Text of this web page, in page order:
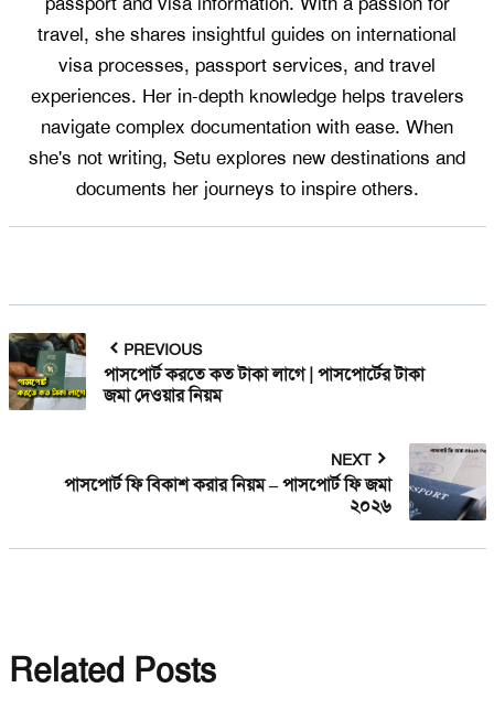
travel, she shares insightful guides on international
visa processes, passport services, and travel
experiences. Her in-depth knowledge helps travelers
navigate complex documentation with ease. When
she's not writing, Setu explores new destinations and
documents her journeys to inspire others.
PREVIOUS
পাসপোর্ট করতে কত টাকা লাগে | পাসপোর্টের টাকা
জমা দেওয়ার নিয়ম
NEXT
পাসপোর্ট ফি বিকাশ করার নিয়ম – পাসপোর্ট ফি জমা
২০২৬
Related Posts